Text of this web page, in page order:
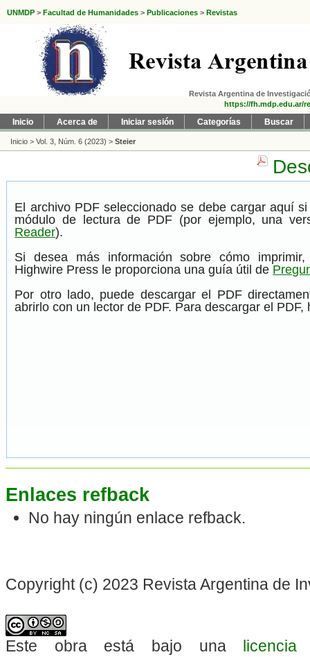
UNMDP > Facultad de Humanidades > Publicaciones > Revistas
Revista Argentina de
https://fh.mdp.edu.ar/
Inicio Acerca de Iniciar sesión Categorías Buscar
Inicio > Vol. 3, Núm. 6 (2023) > Steier
El archivo PDF seleccionado se debe cargar aquí
módulo de lectura de PDF (por ejemplo, una
Reader).
Si desea más información sobre cómo
Highwire Press le proporciona una guía útil de
Por otro lado, puede descargar el PDF
abrirlo con un lector de PDF. Para descargar el
Enlaces refback
No hay ningún enlace refback.
Copyright (c) 2023 Revista Argentina de
Este obra está bajo una